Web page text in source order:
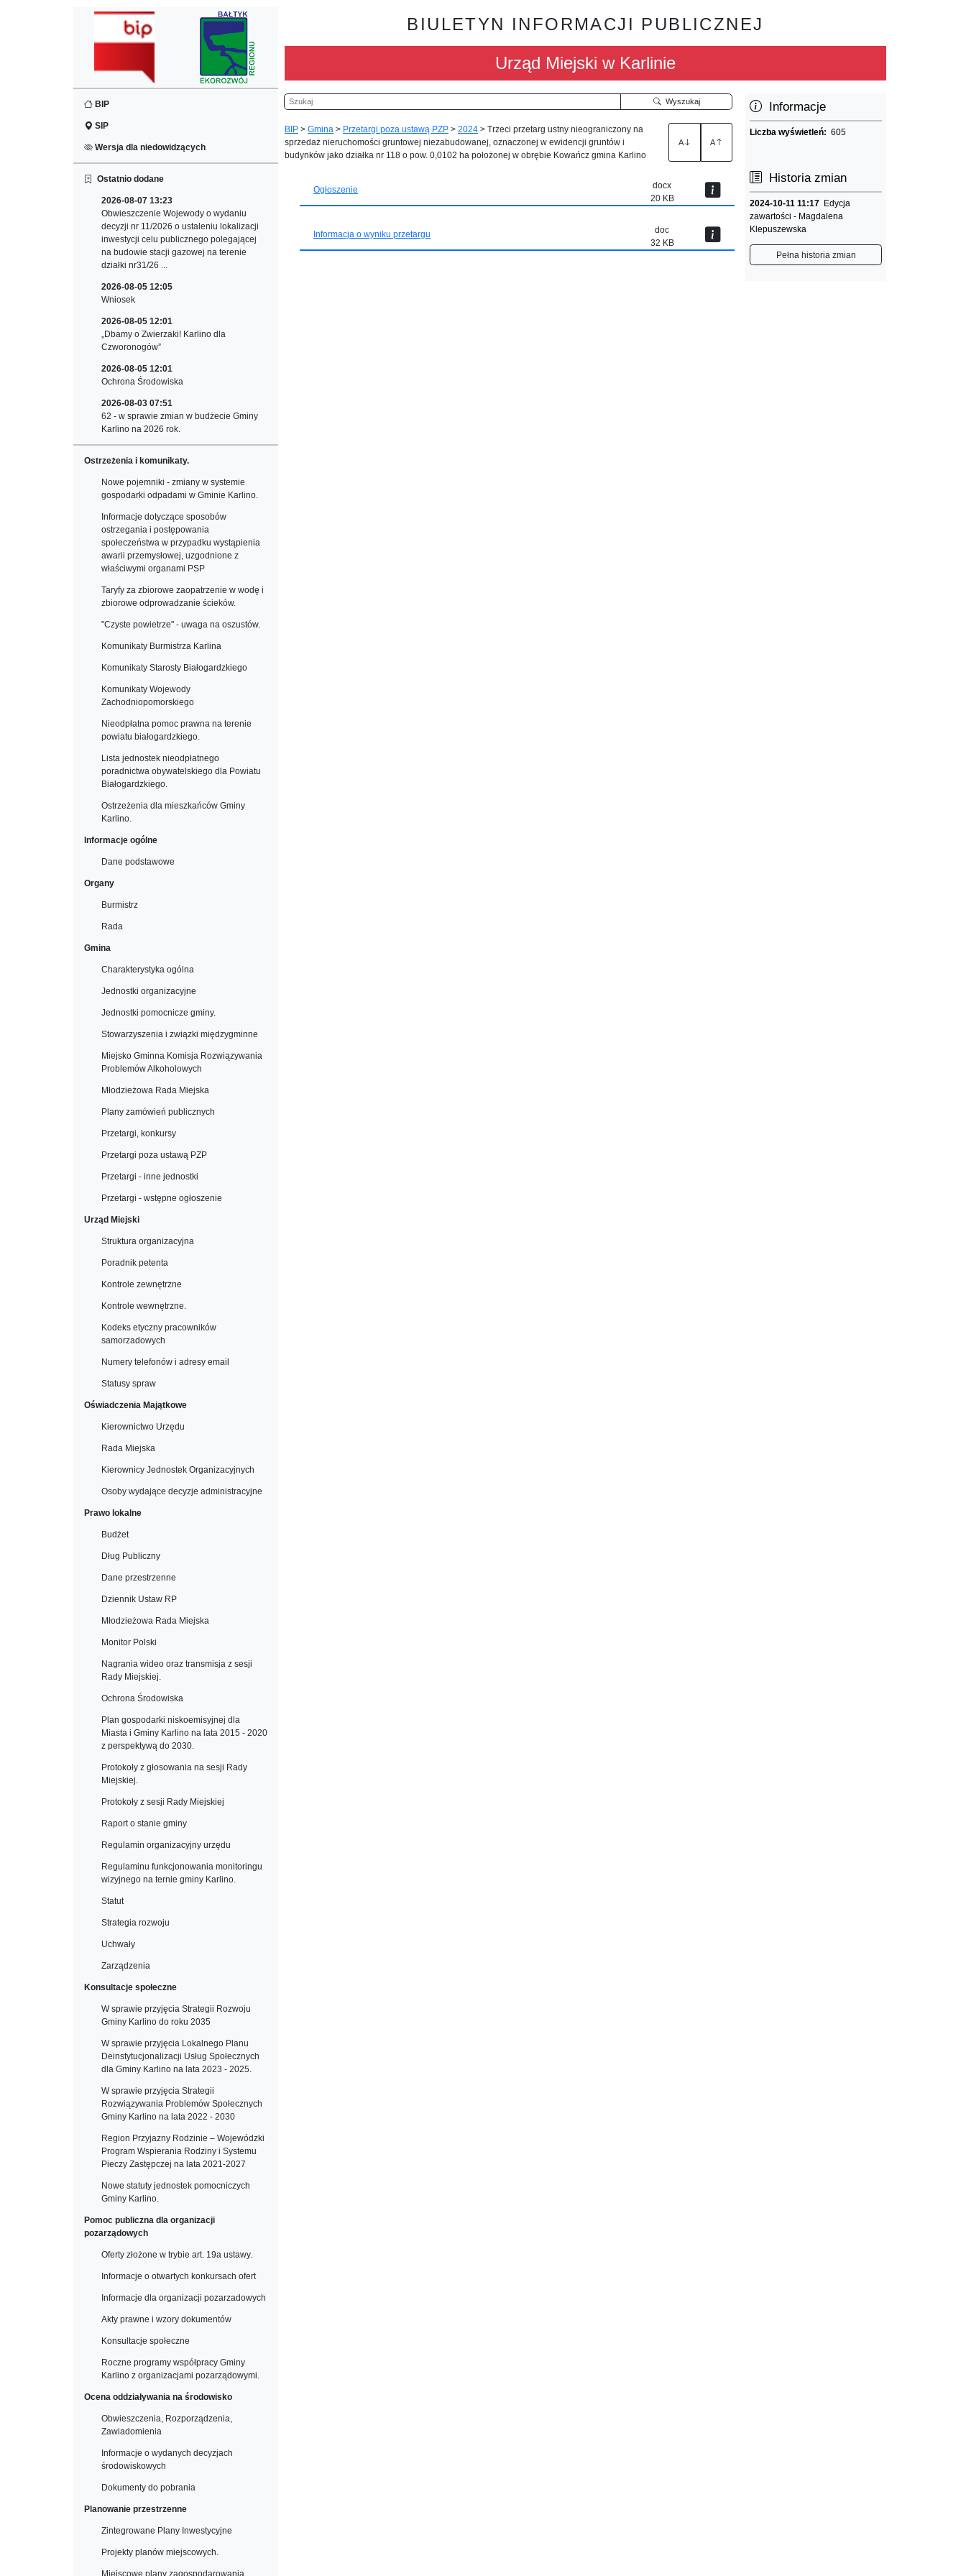
BIP
SIP
Wersja dla niedowidzących
Ostatnio dodane
2026-08-07 13:23
Obwieszczenie Wojewody o wydaniu
decyzji nr 11/2026 o ustaleniu lokalizacji
inwestycji celu publicznego polegającej
na budowie stacji gazowej na terenie
działki nr31/26 ...
2026-08-05 12:05
Wniosek
2026-08-05 12:01
„Dbamy o Zwierzaki! Karlino dla
Czworonogów”
2026-08-05 12:01
Ochrona Środowiska
2026-08-03 07:51
62 - w sprawie zmian w budżecie Gminy
Karlino na 2026 rok.
Ostrzeżenia i komunikaty.
Nowe pojemniki - zmiany w systemie
gospodarki odpadami w Gminie Karlino.
Informacje dotyczące sposobów
ostrzegania i postępowania
społeczeństwa w przypadku wystąpienia
awarii przemysłowej, uzgodnione z
właściwymi organami PSP
Taryfy za zbiorowe zaopatrzenie w wodę i
zbiorowe odprowadzanie ścieków.
"Czyste powietrze" - uwaga na oszustów.
Komunikaty Burmistrza Karlina
Komunikaty Starosty Białogardzkiego
Komunikaty Wojewody
Zachodniopomorskiego
Nieodpłatna pomoc prawna na terenie
powiatu białogardzkiego.
Lista jednostek nieodpłatnego
poradnictwa obywatelskiego dla Powiatu
Białogardzkiego.
Ostrzeżenia dla mieszkańców Gminy
Karlino.
Informacje ogólne
Dane podstawowe
Organy
Burmistrz
Rada
Gmina
Charakterystyka ogólna
Jednostki organizacyjne
Jednostki pomocnicze gminy.
Stowarzyszenia i związki międzygminne
Miejsko Gminna Komisja Rozwiązywania
Problemów Alkoholowych
Młodzieżowa Rada Miejska
Plany zamówień publicznych
Przetargi, konkursy
Przetargi poza ustawą PZP
Przetargi - inne jednostki
Przetargi - wstępne ogłoszenie
Urząd Miejski
Struktura organizacyjna
Poradnik petenta
Kontrole zewnętrzne
Kontrole wewnętrzne.
Kodeks etyczny pracowników
samorzadowych
Numery telefonów i adresy email
Statusy spraw
Oświadczenia Majątkowe
Kierownictwo Urzędu
Rada Miejska
Kierownicy Jednostek Organizacyjnych
Osoby wydające decyzje administracyjne
Prawo lokalne
Budżet
Dług Publiczny
Dane przestrzenne
Dziennik Ustaw RP
Młodzieżowa Rada Miejska
Monitor Polski
Nagrania wideo oraz transmisja z sesji
Rady Miejskiej.
Ochrona Środowiska
Plan gospodarki niskoemisyjnej dla
Miasta i Gminy Karlino na lata 2015 - 2020
z perspektywą do 2030.
Protokoły z głosowania na sesji Rady
Miejskiej.
Protokoły z sesji Rady Miejskiej
Raport o stanie gminy
Regulamin organizacyjny urzędu
Regulaminu funkcjonowania monitoringu
wizyjnego na ternie gminy Karlino.
Statut
Strategia rozwoju
Uchwały
Zarządzenia
Konsultacje społeczne
W sprawie przyjęcia Strategii Rozwoju
Gminy Karlino do roku 2035
W sprawie przyjęcia Lokalnego Planu
Deinstytucjonalizacji Usług Społecznych
dla Gminy Karlino na lata 2023 - 2025.
W sprawie przyjęcia Strategii
Rozwiązywania Problemów Społecznych
Gminy Karlino na lata 2022 - 2030
Region Przyjazny Rodzinie – Wojewódzki
Program Wspierania Rodziny i Systemu
Pieczy Zastępczej na lata 2021-2027
Nowe statuty jednostek pomocniczych
Gminy Karlino.
Pomoc publiczna dla organizacji
pozarządowych
Oferty złożone w trybie art. 19a ustawy.
Informacje o otwartych konkursach ofert
Informacje dla organizacji pozarzadowych
Akty prawne i wzory dokumentów
Konsultacje społeczne
Roczne programy współpracy Gminy
Karlino z organizacjami pozarządowymi.
Ocena oddziaływania na środowisko
Obwieszczenia, Rozporządzenia,
Zawiadomienia
Informacje o wydanych decyzjach
środowiskowych
Dokumenty do pobrania
Planowanie przestrzenne
Zintegrowane Plany Inwestycyjne
Projekty planów miejscowych.
Miejscowe plany zagospodarowania
BIULETYN INFORMACJI PUBLICZNEJ
Urząd Miejski w Karlinie
Szukaj Wyszukaj
BIP > Gmina > Przetargi poza ustawą PZP > 2024 > Trzeci przetarg ustny nieograniczony na
sprzedaż nieruchomości gruntowej niezabudowanej, oznaczonej w ewidencji gruntów i
budynków jako działka nr 118 o pow. 0,0102 ha położonej w obrębie Kowańcz gmina Karlino
A A
Ogłoszenie
docx
20 KB
Informacja o wyniku przetargu
doc
32 KB
Informacje
Liczba wyświetleń:605
Historia zmian
2024-10-11 11:17 Edycja
zawartości - Magdalena
Klepuszewska
Pełna historia zmian